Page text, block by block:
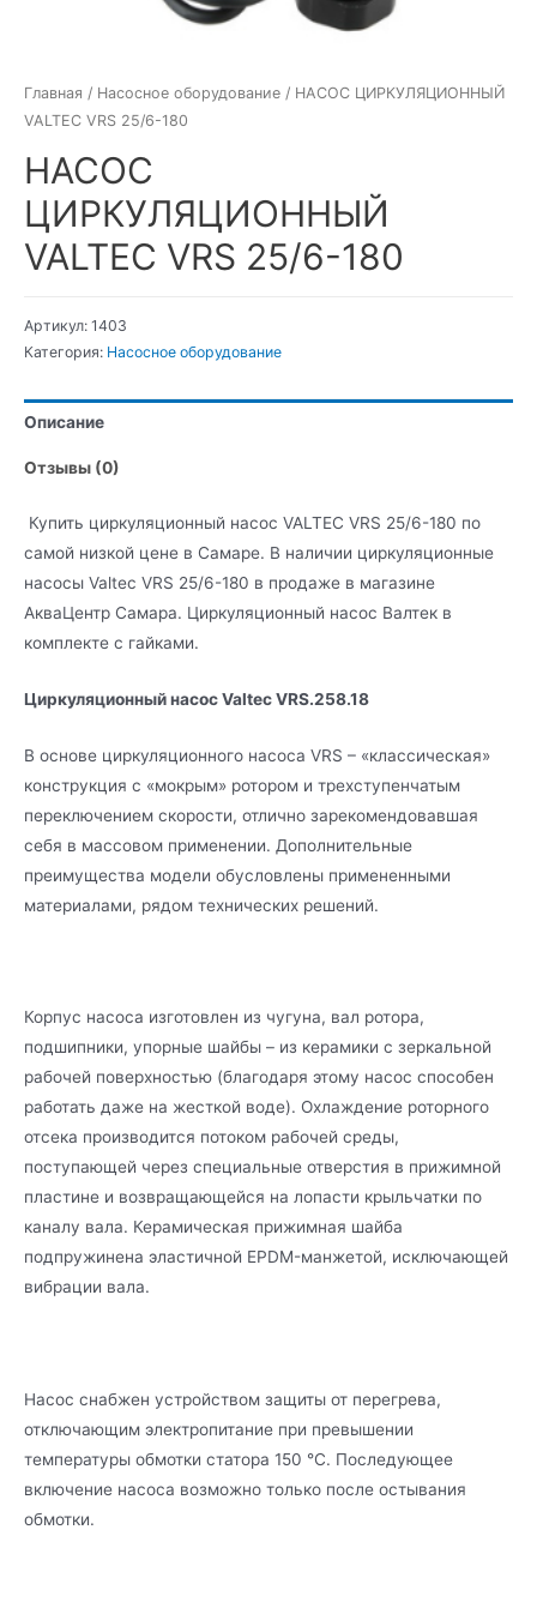
Главная / Насосное оборудование / НАСОС ЦИРКУЛЯЦИОННЫЙ
VALTEC VRS 25/6-180
НАСОС
ЦИРКУЛЯЦИОННЫЙ
VALTEC VRS 25/6-180
Артикул: 1403
Категория: Насосное оборудование
Описание
Отзывы (0)
Купить циркуляционный насос VALTEC VRS 25/6-180 по
самой низкой цене в Самаре. В наличии циркуляционные
насосы Valtec VRS 25/6-180 в продаже в магазине
АкваЦентр Самара. Циркуляционный насос Валтек в
комплекте с гайками.
Циркуляционный насос ValtecVRS.258.18
В основе циркуляционного насоса VRS – «классическая»
конструкция с «мокрым» ротором и трехступенчатым
переключением скорости, отлично зарекомендовавшая
себя в массовом применении. Дополнительные
преимущества модели обусловлены примененными
материалами, рядом технических решений.
Корпус насоса изготовлен из чугуна, вал ротора,
подшипники, упорные шайбы – из керамики с зеркальной
рабочей поверхностью (благодаря этому насос способен
работать даже на жесткой воде). Охлаждение роторного
отсека производится потоком рабочей среды,
поступающей через специальные отверстия в прижимной
пластине и возвращающейся на лопасти крыльчатки по
каналу вала. Керамическая прижимная шайба
подпружинена эластичной EPDM-манжетой, исключающей
вибрации вала.
Насос снабжен устройством защиты от перегрева,
отключающим электропитание при превышении
температуры обмотки статора 150 °С. Последующее
включение насоса возможно только после остывания
обмотки.